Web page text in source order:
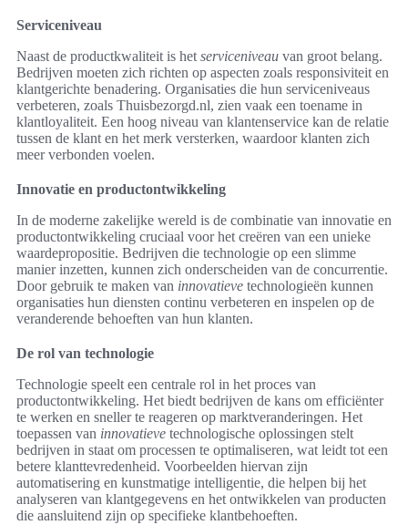
Serviceniveau
Naast de productkwaliteit is het serviceniveau van groot belang.
Bedrijven moeten zich richten op aspecten zoals responsiviteit en
klantgerichte benadering. Organisaties die hun serviceniveaus
verbeteren, zoals Thuisbezorgd.nl, zien vaak een toename in
klantloyaliteit. Een hoog niveau van klantenservice kan de relatie
tussen de klant en het merk versterken, waardoor klanten zich
meer verbonden voelen.
Innovatie en productontwikkeling
In de moderne zakelijke wereld is de combinatie van innovatie en
productontwikkeling cruciaal voor het creëren van een unieke
waardepropositie. Bedrijven die technologie op een slimme
manier inzetten, kunnen zich onderscheiden van de concurrentie.
Door gebruik te maken van innovatieve technologieën kunnen
organisaties hun diensten continu verbeteren en inspelen op de
veranderende behoeften van hun klanten.
De rol van technologie
Technologie speelt een centrale rol in het proces van
productontwikkeling. Het biedt bedrijven de kans om efficiënter
te werken en sneller te reageren op marktveranderingen. Het
toepassen van innovatieve technologische oplossingen stelt
bedrijven in staat om processen te optimaliseren, wat leidt tot een
betere klanttevredenheid. Voorbeelden hiervan zijn
automatisering en kunstmatige intelligentie, die helpen bij het
analyseren van klantgegevens en het ontwikkelen van producten
die aansluitend zijn op specifieke klantbehoeften.